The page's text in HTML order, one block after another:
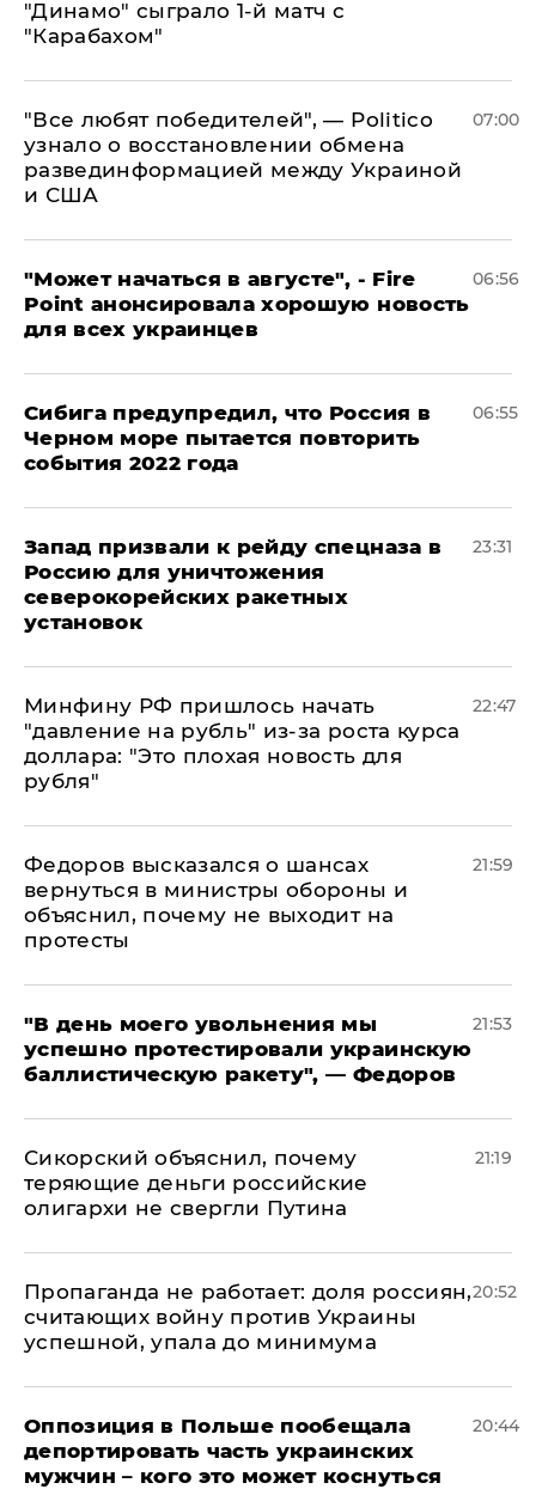
"Динамо" сыграло 1-й матч с
"Карабахом"
​"Все любят победителей", — Politico
узнало о восстановлении обмена
развединформацией между Украиной
и США
07:00
"Может начаться в августе", - Fire
Point анонсировала хорошую новость
для всех украинцев
06:56
Сибига предупредил, что Россия в
Черном море пытается повторить
события 2022 года
06:55
Запад призвали к рейду спецназа в
Россию для уничтожения
северокорейских ракетных
установок
23:31
Минфину РФ пришлось начать
"давление на рубль" из-за роста курса
доллара: "Это плохая новость для
рубля"
22:47
Федоров высказался о шансах
вернуться в министры обороны и
объяснил, почему не выходит на
протесты
21:59
​"В день моего увольнения мы
успешно протестировали украинскую
баллистическую ракету", — Федоров
21:53
Сикорский объяснил, почему
теряющие деньги российские
олигархи не свергли Путина
21:19
​Пропаганда не работает: доля россиян,
считающих войну против Украины
успешной, упала до минимума
20:52
Оппозиция в Польше пообещала
депортировать часть украинских
мужчин – кого это может коснуться
20:44